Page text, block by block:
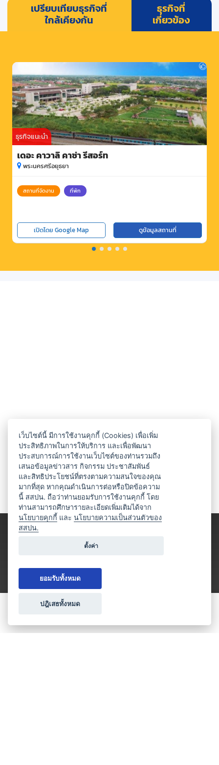
เปรียบเทียบธุรกิจที่
ใกล้เคียงกัน
ธุรกิจที่
เกี่ยวข้อง
ธุรกิจแนะนำ
เดอะ คาวาลิ คาซ่า รีสอร์ท
พระนครศรีอยุธยา
สถานที่จัดงาน ที่พัก
เปิดโดย Google Map ดูข้อมูลสถานที่
ประเภทธุรกิจไมซ์
เว็บไซต์นี้ มีการใช้งานคุกกี้ (Cookies) เพื่อเพิ่ม
ประสิทธิภาพในการให้บริการ และเพื่อพัฒนา
ประสบการณ์การใช้งานเว็บไซต์ของท่านรวมถึง
เสนอข้อมูลข่าวสาร กิจกรรม ประชาสัมพันธ์
และสิทธิประโยชน์ที่ตรงตามความสนใจของคุณ
มากที่สุด หากคุณดำเนินการต่อหรือปิดข้อความ
นี้ สสปน. ถือว่าท่านยอมรับการใช้งานคุกกี้ โดย
ท่านสามารถศึกษารายละเอียดเพิ่มเติมได้จาก
นโยบายคุกกี้ และนโยบายความเป็นส่วนตัวของ
สสปน.
ตั้งค่า
ยอมรับทั้งหมด
ปฎิเสธทั้งหมด